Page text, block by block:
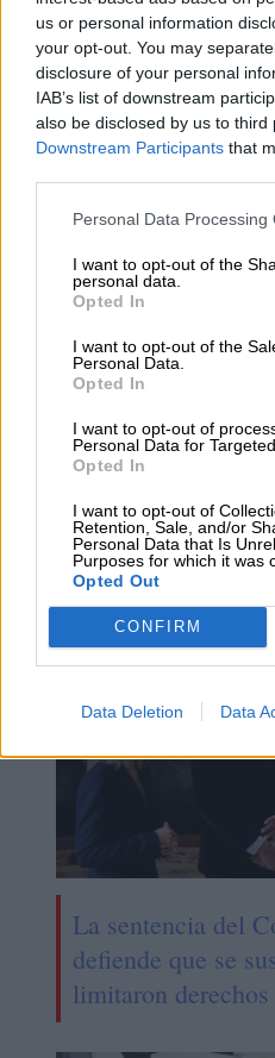
us or personal information
your opt-out. You may
disclosure of your personal
IAB’s list of downstream
also be disclosed by us to third
Downstream Participants that
Personal Data Processing
I want to opt-out of the
personal data.
Opted In
I want to opt-out of the
Personal Data.
Opted In
I want to opt-out of
Personal Data for
Opted In
I want to opt-out of
Retention, Sale, and/or
Personal Data that Is
Purposes for which it was
Opted Out
CONFIRM
Data Deletion Data
Estado de alarma
Maria Mir
control del coronavirus
NOTICIAS
El Tribunal
también el segundo
Alarma y
de pandemias
La sentencia del
defiende que se
limitaron